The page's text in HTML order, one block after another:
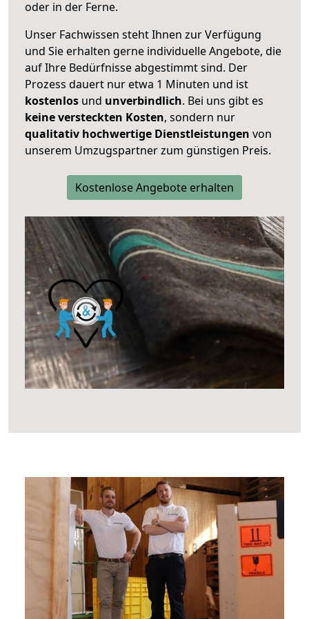
oder in der Ferne.
Unser Fachwissen steht Ihnen zur Verfügung
und Sie erhalten gerne individuelle Angebote, die
auf Ihre Bedürfnisse abgestimmt sind. Der
Prozess dauert nur etwa 1 Minuten und ist
kostenlos und unverbindlich. Bei uns gibt es
keine versteckten Kosten, sondern nur
qualitativ hochwertige Dienstleistungen von
unserem Umzugspartner zum günstigen Preis.
Kostenlose Angebote erhalten